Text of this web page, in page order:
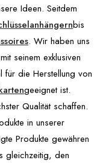
Ideen. Seitdem
bis
. Wir haben uns
seinem exklusiven
für die Herstellung von
geeignet ist.
Qualität schaffen.
in unserer
Produkte gewähren
gleichzeitig, den